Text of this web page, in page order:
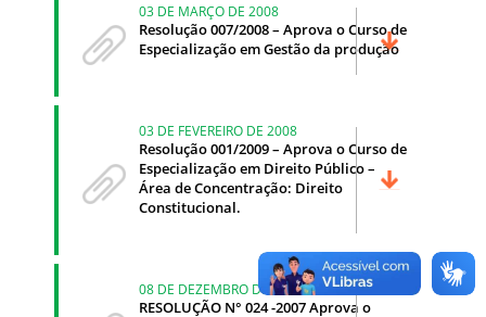
03 DE MARÇO DE 2008
Resolução 007/2008 – Aprova o Curso de
Especialização em Gestão da produção
03 DE FEVEREIRO DE 2008
Resolução 001/2009 – Aprova o Curso de
Especialização em Direito Público –
Área de Concentração: Direito
Constitucional.
08 DE DEZEMBRO DE 2007
RESOLUÇÃO N° 024 -2007 Aprova o